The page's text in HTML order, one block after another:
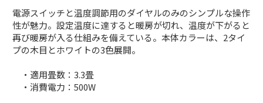
電源スイッチと温度調節用のダイヤルのみのシンプルな操作
性が魅力。設定温度に達すると暖房が切れ、温度が下がると
再び暖房が入る仕組みを備えている。本体カラーは、2タイ
プの木目とホワイトの3色展開。
・適用畳数：3.3畳
・消費電力：500W